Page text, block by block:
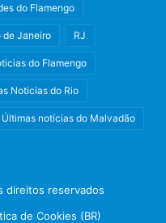
do Flamengo
de Janeiro RJ
do Flamengo
Noticias do Rio
Últimas notícias do Malvadão
direitos reservados
de Cookies (BR)